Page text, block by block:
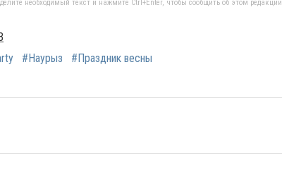
необходимый текст и нажмите Ctrl+Enter, чтобы сообщить об этом редакции
#Наурыз #Праздник весны